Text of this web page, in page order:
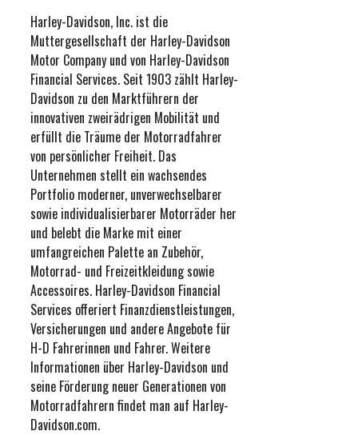
Harley-Davidson, Inc. ist die
Muttergesellschaft der Harley-Davidson
Motor Company und von Harley-Davidson
Financial Services. Seit 1903 zählt Harley-
Davidson zu den Marktführern der
innovativen zweirädrigen Mobilität und
erfüllt die Träume der Motorradfahrer
von persönlicher Freiheit. Das
Unternehmen stellt ein wachsendes
Portfolio moderner, unverwechselbarer
sowie individualisierbarer Motorräder her
und belebt die Marke mit einer
umfangreichen Palette an Zubehör,
Motorrad- und Freizeitkleidung sowie
Accessoires. Harley-Davidson Financial
Services offeriert Finanzdienstleistungen,
Versicherungen und andere Angebote für
H-D Fahrerinnen und Fahrer. Weitere
Informationen über Harley-Davidson und
seine Förderung neuer Generationen von
Motorradfahrern findet man auf Harley-
Davidson.com.